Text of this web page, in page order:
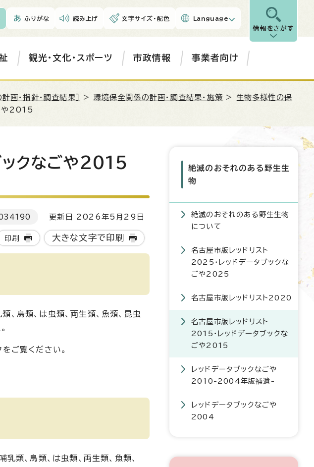
ふりがな 読み上げ 文字サイズ・配色 Language
情報をさがす
観光・文化・スポーツ 市政情報 事業者向け
画・指針・調査結果］ > 環境保全関係の計画・調査結果・施策 > 生物多様性の保
や2015
ックなごや2015
更新日 2026年5月29日
印刷 大きな文字で印刷
、鳥類、は虫類、両生類、魚類、昆虫
ご覧ください。
類、鳥類、は虫類、両生類、魚類、
絶滅のおそれのある野生生
物
絶滅のおそれのある野生生物
について
名古屋市版レッドリスト
2025・レッドデータブックな
ごや2025
名古屋市版レッドリスト2020
名古屋市版レッドリスト
2015・レッドデータブックな
ごや2015
レッドデータブックなごや
2010-2004年版補遺-
レッドデータブックなごや
2004